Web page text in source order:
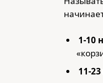
1-10
11-